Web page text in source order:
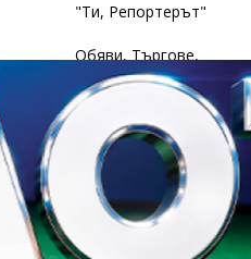
"Ти, Репортерът"
Обяви, Търгове,
Съобщения